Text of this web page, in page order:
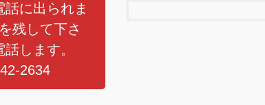
に出られま
残して下さ
します。
2634